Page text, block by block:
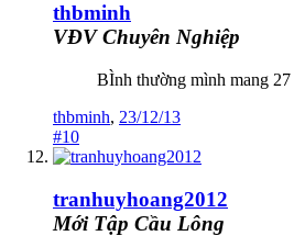
thbminh
VĐV Chuyên Nghiệp
BÌnh thường mình mang
thbminh, 23/12/13
#10
tranhuyhoang2012
Mới Tập Cầu Lông